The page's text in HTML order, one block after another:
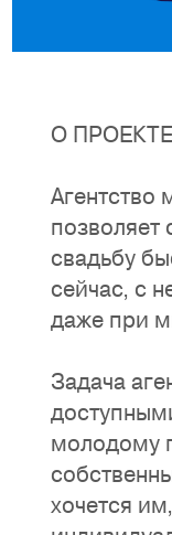
О ПРОЕКТЕ
Агентство
позволяет
свадьбу
сейчас, с
даже при
Задача
молодому
хочется